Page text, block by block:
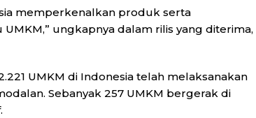
memperkenalkan produk serta
ungkapnya dalam rilis yang diterima,
UMKM di Indonesia telah melaksanakan
Sebanyak 257 UMKM bergerak di